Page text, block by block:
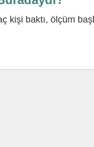
kişi baktı, ölçüm